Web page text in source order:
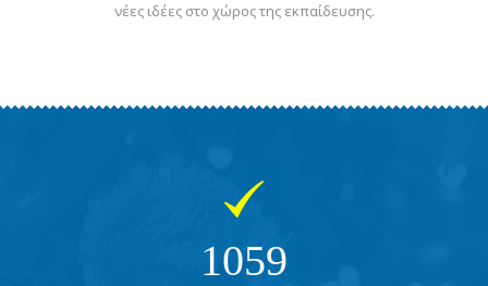
νέες ιδέες στο χώρος της εκπαίδευσης.
1059